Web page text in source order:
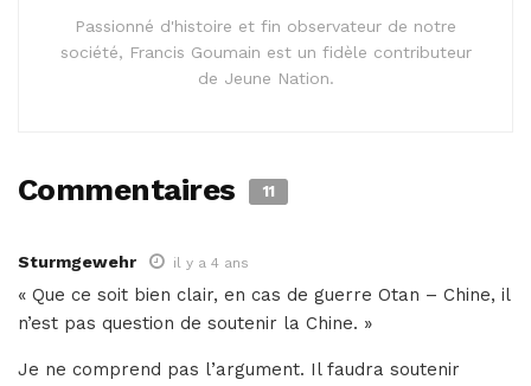
Passionné d'histoire et fin observateur de notre
société, Francis Goumain est un fidèle contributeur
de Jeune Nation.
Commentaires 11
Sturmgewehr il y a 4 ans
« Que ce soit bien clair, en cas de guerre Otan – Chine, il
n’est pas question de soutenir la Chine. »
Je ne comprend pas l’argument. Il faudra soutenir